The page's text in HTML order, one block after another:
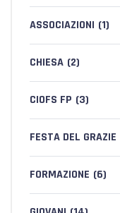
ASSOCIAZIONI (1)
CHIESA (2)
CIOFS FP (3)
FESTA DEL GRAZIE
FORMAZIONE (6)